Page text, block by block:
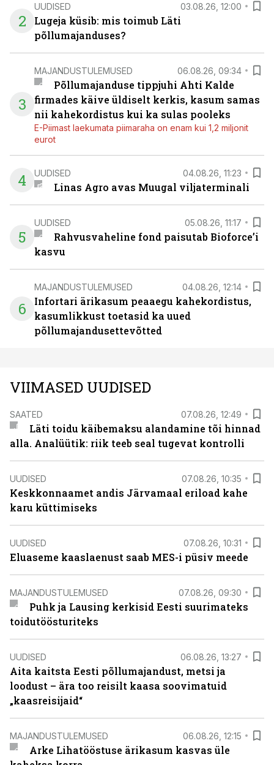
2
UUDISED 03.08.26, 12:00
Lugeja küsib: mis toimub Läti
põllumajanduses?
3
MAJANDUSTULEMUSED 06.08.26, 09:34
Põllumajanduse tippjuhi Ahti Kalde
firmades käive üldiselt kerkis, kasum samas
nii kahekordistus kui ka sulas pooleks
E-Piimast laekumata piimaraha on enam kui 1,2 miljonit
eurot
4 UUDISED 04.08.26, 11:23
Linas Agro avas Muugal viljaterminali
5
UUDISED 05.08.26, 11:17
Rahvusvaheline fond paisutab Bioforce’i
kasvu
6
MAJANDUSTULEMUSED 04.08.26, 12:14
Infortari ärikasum peaaegu kahekordistus,
kasumlikkust toetasid ka uued
põllumajandusettevõtted
VIIMASED UUDISED
SAATED 07.08.26, 12:49
Läti toidu käibemaksu alandamine tõi hinnad
alla. Analüütik: riik teeb seal tugevat kontrolli
UUDISED 07.08.26, 10:35
Keskkonnaamet andis Järvamaal eriload kahe
karu küttimiseks
UUDISED 07.08.26, 10:31
Eluaseme kaaslaenust saab MES-i püsiv meede
MAJANDUSTULEMUSED 07.08.26, 09:30
Puhk ja Lausing kerkisid Eesti suurimateks
toidutöösturiteks
UUDISED 06.08.26, 13:27
Aita kaitsta Eesti põllumajandust, metsi ja
loodust – ära too reisilt kaasa soovimatuid
„kaasreisijaid“
MAJANDUSTULEMUSED 06.08.26, 12:15
Arke Lihatööstuse ärikasum kasvas üle